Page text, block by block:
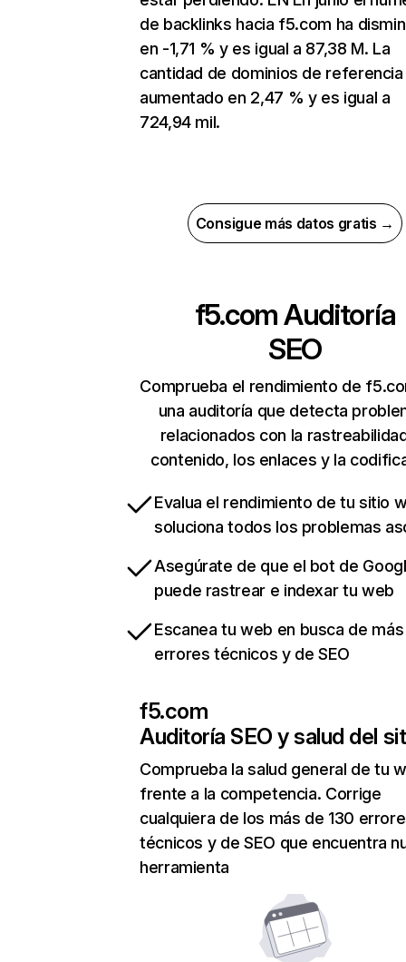
de backlinks hacia f5.com ha
en -1,71 % y es igual a 87,38 M. La
cantidad de dominios de referencia
aumentado en 2,47 % y es igual a
724,94 mil.
Consigue más datos gratis →
f5.comAuditoría
SEO
Comprueba el rendimiento de
una auditoría que detecta
relacionados con la
contenido, los enlaces y la
Evalua el rendimiento de tu sitio
soluciona todos los problemas
Asegúrate de que el bot de
puede rastrear e indexar tu web
Escanea tu web en busca de
errores técnicos y de SEO
f5.com
Auditoría SEO y salud del
Comprueba la salud general de tu
frente a la competencia. Corrige
cualquiera de los más de 130
técnicos y de SEO que encuentra
herramienta